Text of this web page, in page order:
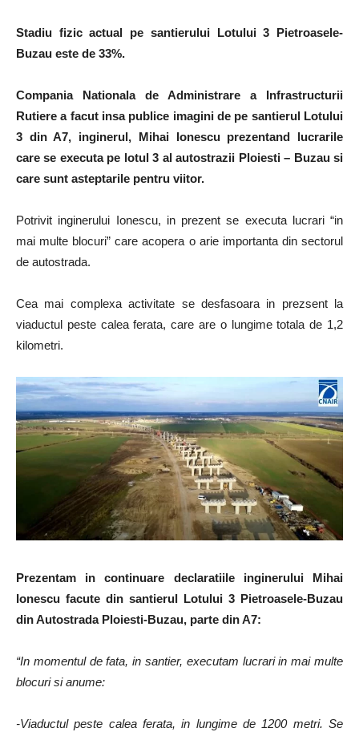
Stadiu fizic actual pe santierului Lotului 3 Pietroasele-
Buzau este de 33%.
Compania Nationala de Administrare a Infrastructurii
Rutiere a facut insa publice imagini de pe santierul Lotului
3 din A7, inginerul, Mihai Ionescu prezentand lucrarile
care se executa pe lotul 3 al autostrazii Ploiesti – Buzau si
care sunt asteptarile pentru viitor.
Potrivit inginerului Ionescu, in prezent se executa lucrari “in
mai multe blocuri” care acopera o arie importanta din sectorul
de autostrada.
Cea mai complexa activitate se desfasoara in prezsent la
viaductul peste calea ferata, care are o lungime totala de 1,2
kilometri.
Prezentam in continuare declaratiile inginerului Mihai
Ionescu facute din santierul Lotului 3 Pietroasele-Buzau
din Autostrada Ploiesti-Buzau, parte din A7:
“In momentul de fata, in santier, executam lucrari in mai multe
blocuri si anume:
-Viaductul peste calea ferata, in lungime de 1200 metri. Se